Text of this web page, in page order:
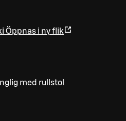
Öppnas i ny flik
med rullstol